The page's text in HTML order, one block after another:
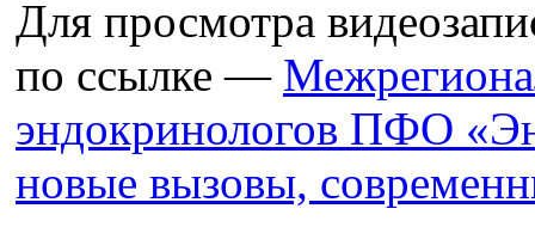
Для просмотра
по ссылке —
эндокринологов ПФО
новые вызовы,